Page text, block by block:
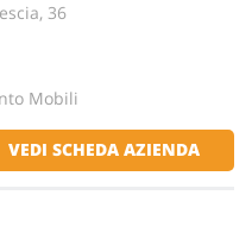
36
Mobili
VEDI SCHEDA AZIENDA